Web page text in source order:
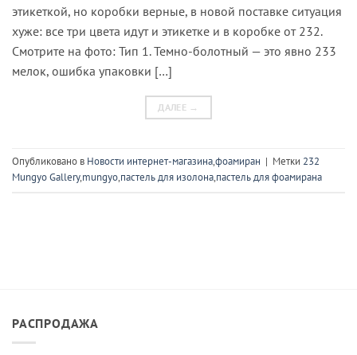
этикеткой, но коробки верные, в новой поставке ситуация
хуже: все три цвета идут и этикетке и в коробке от 232.
Смотрите на фото: Тип 1. Темно-болотный — это явно 233
мелок, ошибка упаковки […]
ДАЛЕЕ →
Опубликовано в Новости интернет-магазина,фоамиран | Метки 232
Mungyo Gallery,mungyo,пастель для изолона,пастель для фоамирана
РАСПРОДАЖА